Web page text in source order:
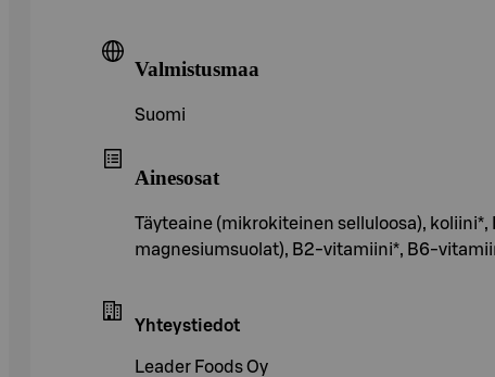
Valmistusmaa
Suomi
Ainesosat
Täyteaine (mikrokiteinen selluloosa),
magnesiumsuolat), B2-vitamiini*, B6-
Yhteystiedot
Leader Foods Oy